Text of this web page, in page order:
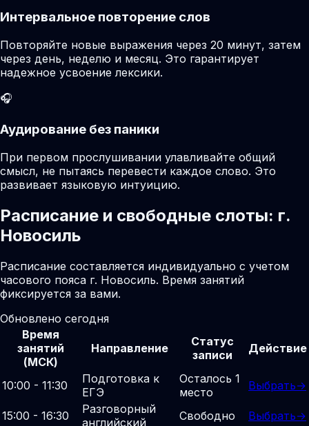
Интервальное повторение слов
Повторяйте новые выражения через 20 минут, затем
через день, неделю и месяц. Это гарантирует
надежное усвоение лексики.
🎧
Аудирование без паники
При первом прослушивании улавливайте общий
смысл, не пытаясь перевести каждое слово. Это
развивает языковую интуицию.
Расписание и свободные слоты: г.
Новосиль
Расписание составляется индивидуально с учетом
часового пояса г. Новосиль. Время занятий
фиксируется за вами.
Обновлено сегодня
Время
занятий
(МСК)
Направление
Статус
записи
Действие
10:00 - 11:30
Подготовка к
ЕГЭ
Осталось 1
место
Выбрать→
15:00 - 16:30
Разговорный
английский
Свободно Выбрать→